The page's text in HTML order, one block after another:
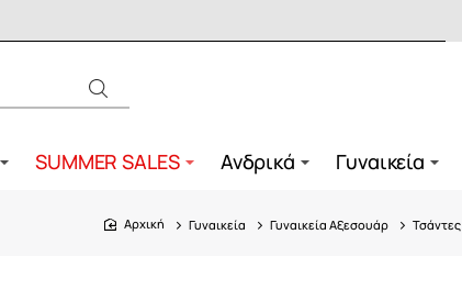
SUMMER SALES Ανδρικά Γυναικεία
home
Γυναικεία Γυναικεία Αξεσουάρ Τσάντες